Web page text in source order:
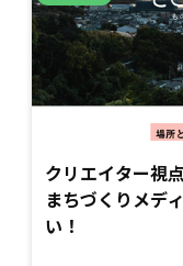
クリエイター視
まちづくりメデ
い！